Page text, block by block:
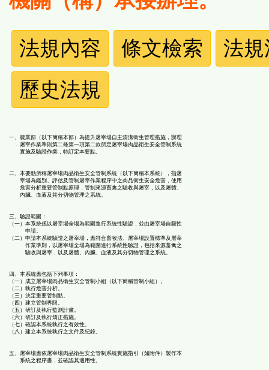
法
規
功
按
鈕
區
法規內容 條文檢索
法
歷史法規
一、農業部（以下簡稱本部）為提升屠宰場自主清潔衛生管理措施，辦理
屠宰作業準則第二條第一項第二款所定屠宰場肉品衛生安全管制系統
實施及驗證作業，特訂定本要點。
二、本要點所稱屠宰場肉品衛生安全管制系統（以下簡稱本系統），指屠
宰場為鑑別、評估及管制屠宰作業程序中之肉品衛生安全危害，使用
危害分析重要管制點原理，管制來源畜禽之驗收與屠宰，以及屠體、
內臟、血液及其分切物管理之系統。
三、驗證範圍：
（一）本系統係以屠宰場全場為範圍進行系統性驗證，並由屠宰場自願性
申請。
（二）申請本系統驗證之屠宰場，應符合畜牧法、屠宰場設置標準及屠宰
作業準則，以屠宰場全場為範圍進行系統性驗證，包括來源畜禽之
驗收與屠宰，以及屠體、內臟、血液及其分切物管理之系統。
四、本系統應包括下列事項：
（一）成立屠宰場肉品衛生安全管制小組（以下簡稱管制小組）。
（二）執行危害分析。
（三）決定重要管制點。
（四）建立管制界限。
（五）研訂及執行監測計畫。
（六）研訂及執行矯正措施。
（七）確認本系統執行之有效性。
（八）建立本系統執行之文件及紀錄。
五、屠宰場應依屠宰場肉品衛生安全管制系統實施指引（如附件）製作本
系統之程序書，並確認其適用性。